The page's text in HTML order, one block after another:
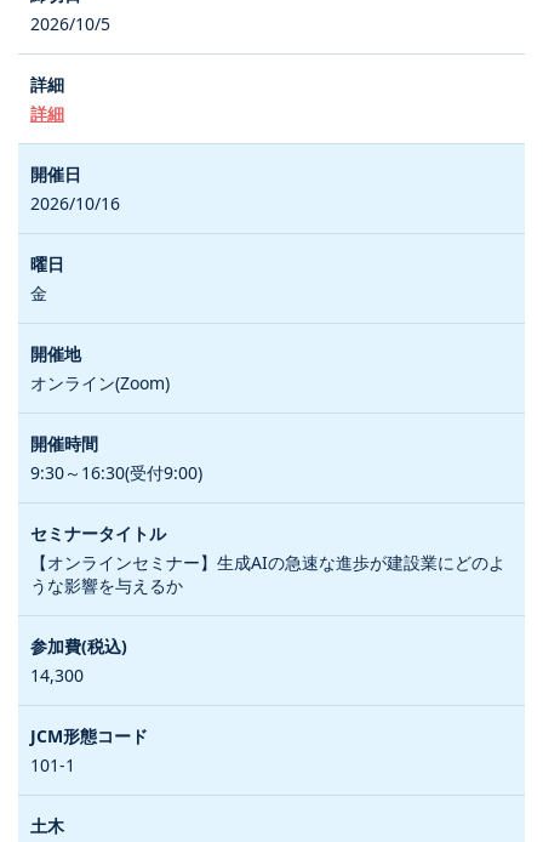
2026/10/5
詳細
2026/10/16
金
オンライン(Zoom)
9:30～16:30(受付9:00)
【オンラインセミナー】生成AIの急速な進歩が建設業にどのよ
うな影響を与えるか
14,300
101-1